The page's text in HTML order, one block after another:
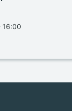
16:00